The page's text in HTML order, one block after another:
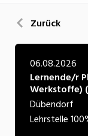
Kultur
Natur
Verkehr/
Zurück
06.08.2026
Lernende/r
Werkstoffe)
Dübendorf
Lehrstelle